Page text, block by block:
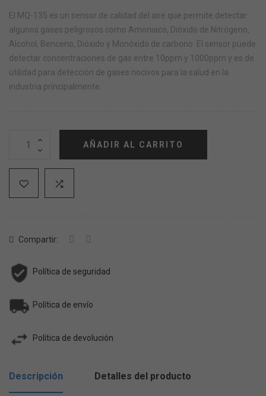
El MQ-135 es un sensor de calidad del aire que permite detectar
algunos gases peligrosos como Amoniaco, Dióxido de Nitrógeno,
Alcohol, Benceno, Dióxido y Monóxido de carbono. El sensor puede
detectar concentraciones de gas entre 10ppm y 1000ppm y es de
utilidad para detección de gases nocivos para la salud en la
industria principalmente.
AÑADIR AL CARRITO
Compartir:
Política de seguridad
Política de envío
Política de devolución
Descripción Detalles del producto